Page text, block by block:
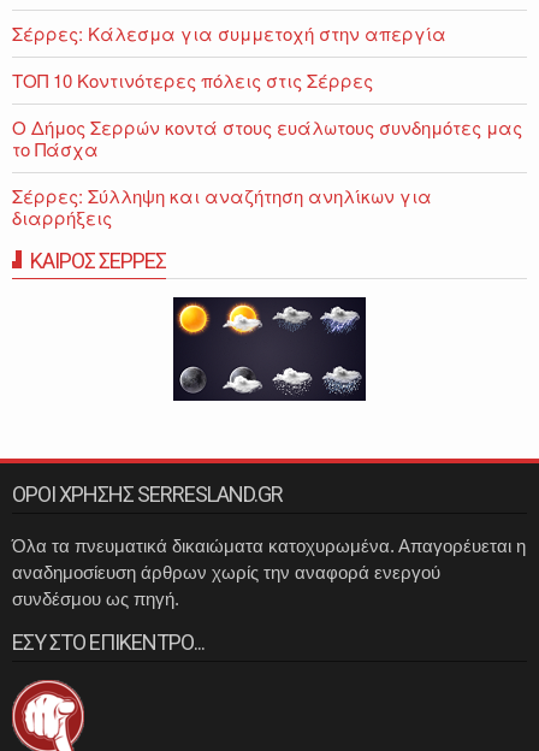
Σέρρες: Κάλεσμα για συμμετοχή στην απεργία
ΤΟΠ 10 Κοντινότερες πόλεις στις Σέρρες
Ο Δήμος Σερρών κοντά στους ευάλωτους συνδημότες μας
το Πάσχα
Σέρρες: Σύλληψη και αναζήτηση ανηλίκων για
διαρρήξεις
ΚΑΙΡΟΣ ΣΕΡΡΕΣ
ΟΡΟΙ ΧΡΗΣΗΣ SERRESLAND.GR
Όλα τα πνευματικά δικαιώματα κατοχυρωμένα. Απαγορέυεται η
αναδημοσίευση άρθρων χωρίς την αναφορά ενεργού
συνδέσμου ως πηγή.
ΕΣΥ ΣΤΟ ΕΠΙΚΕΝΤΡΟ...